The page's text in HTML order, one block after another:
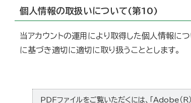
個人情報の取扱いについて(第10)
当アカウントの運用により取得した個人情報に
に基づき適切に適切に取り扱うこととします。
PDFファイルをご覧いただくには、「Adobe（R